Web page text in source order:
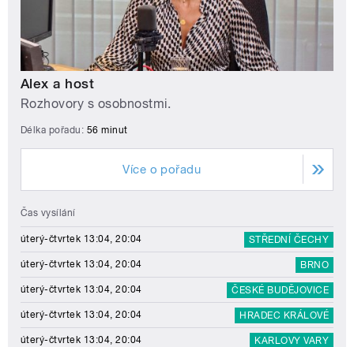
Alex a host
Rozhovory s osobnostmi.
Délka pořadu: 56 minut
Více o pořadu
Čas vysílání
úterý-čtvrtek 13:04, 20:04 STŘEDNÍ ČECHY
úterý-čtvrtek 13:04, 20:04 BRNO
úterý-čtvrtek 13:04, 20:04 ČESKÉ BUDĚJOVICE
úterý-čtvrtek 13:04, 20:04 HRADEC KRÁLOVÉ
úterý-čtvrtek 13:04, 20:04 KARLOVY VARY